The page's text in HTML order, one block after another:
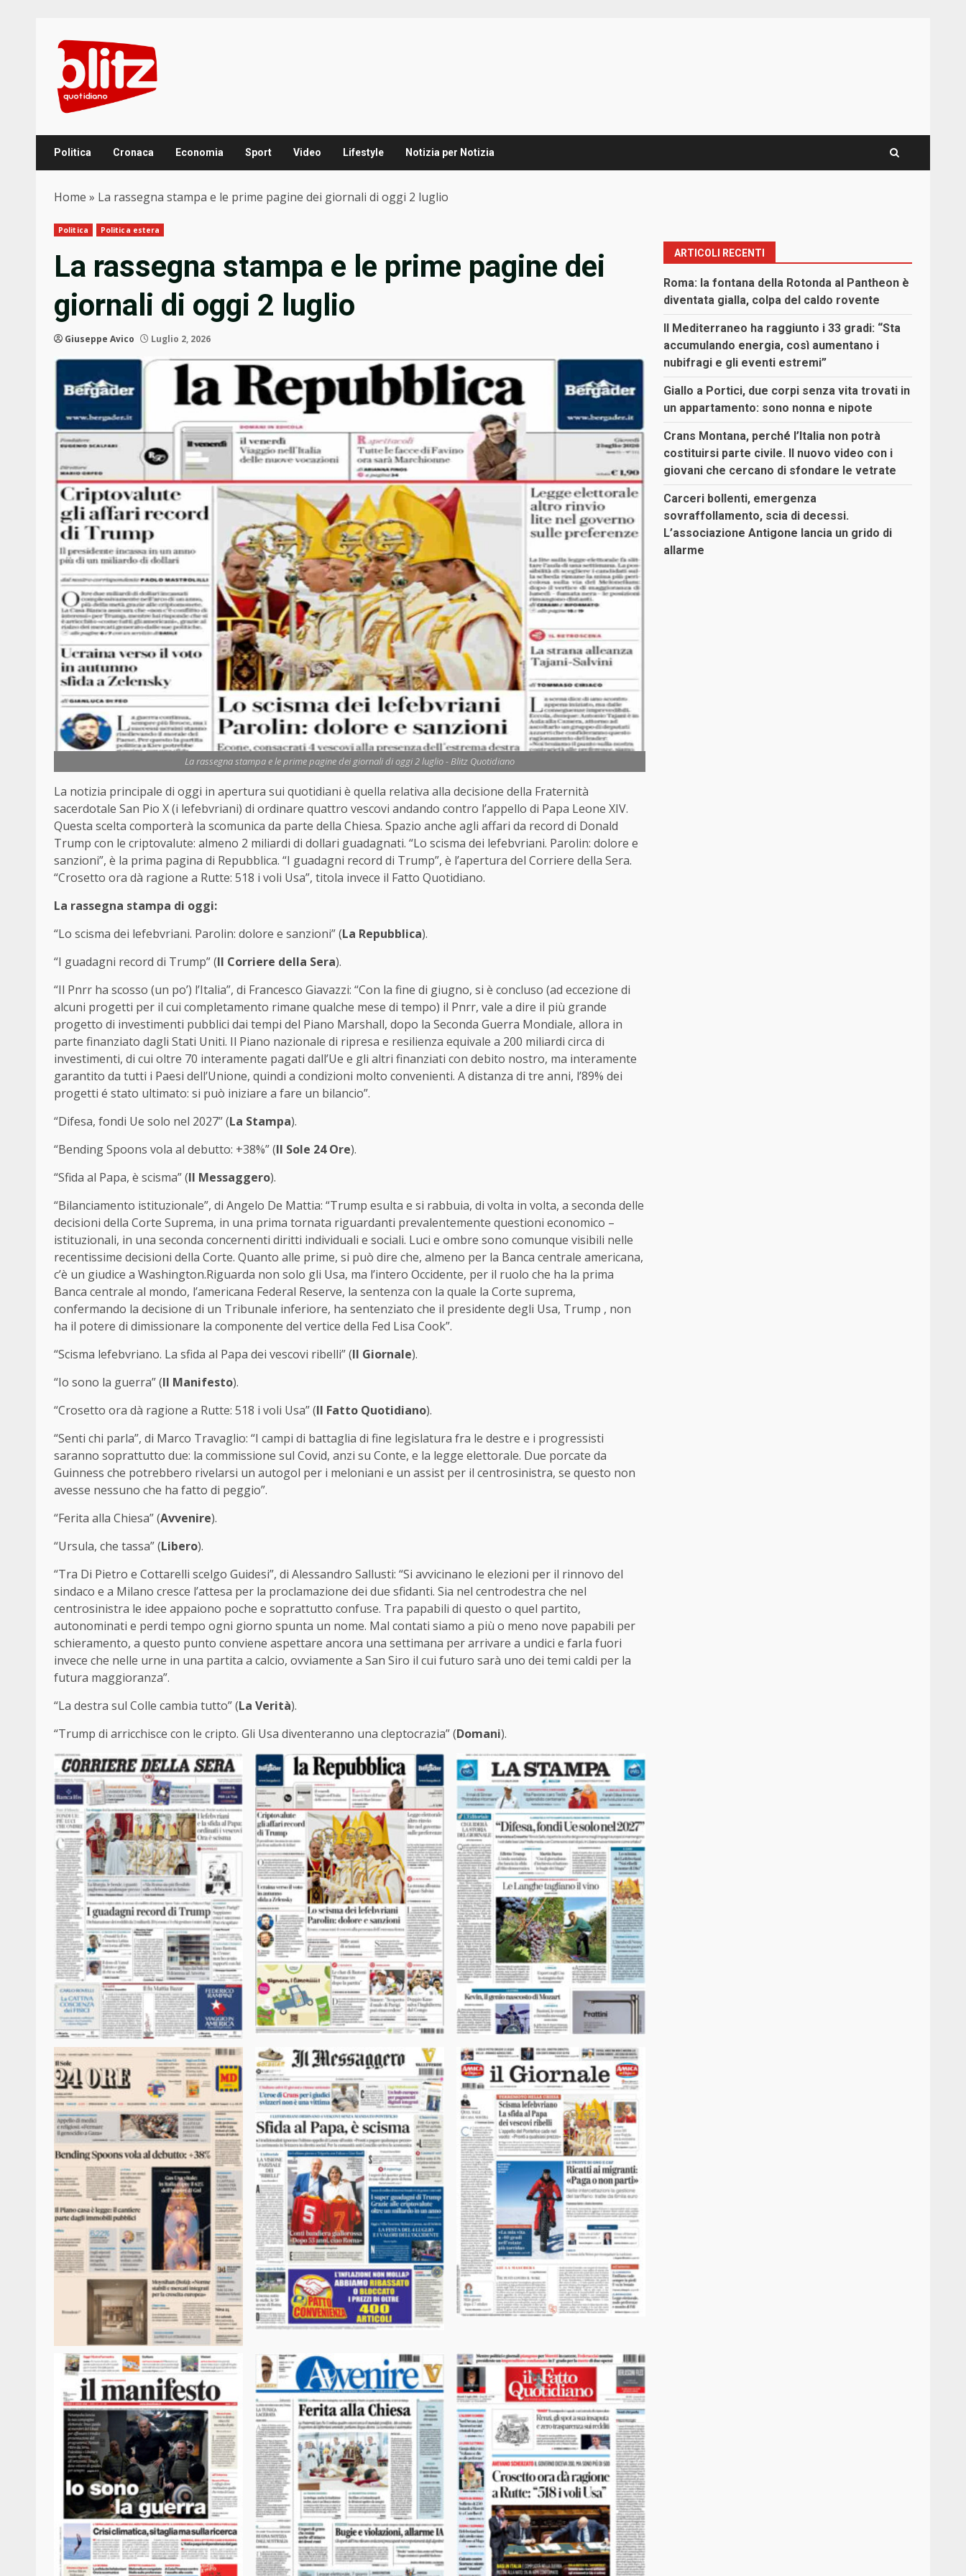
content
Politica Cronaca Economia Sport Video Lifestyle Notizia per Notizia
Home » La rassegna stampa e le prime pagine dei giornali di oggi 2 luglio
Politica Politica estera
La rassegna stampa e le prime pagine dei
giornali di oggi 2 luglio
Giuseppe Avico Luglio 2, 2026
La rassegna stampa e le prime pagine dei giornali di oggi 2 luglio - Blitz Quotidiano
La notizia principale di oggi in apertura sui quotidiani è quella relativa alla decisione della Fraternità
sacerdotale San Pio X (i lefebvriani) di ordinare quattro vescovi andando contro l’appello di Papa Leone XIV.
Questa scelta comporterà la scomunica da parte della Chiesa. Spazio anche agli affari da record di Donald
Trump con le criptovalute: almeno 2 miliardi di dollari guadagnati. “Lo scisma dei lefebvriani. Parolin: dolore e
sanzioni”, è la prima pagina di Repubblica. “I guadagni record di Trump”, è l’apertura del Corriere della Sera.
“Crosetto ora dà ragione a Rutte: 518 i voli Usa”, titola invece il Fatto Quotidiano.
La rassegna stampa di oggi:
“Lo scisma dei lefebvriani. Parolin: dolore e sanzioni” (La Repubblica).
“I guadagni record di Trump” (Il Corriere della Sera).
“Il Pnrr ha scosso (un po’) l’Italia”, di Francesco Giavazzi: “Con la fine di giugno, si è concluso (ad eccezione di
alcuni progetti per il cui completamento rimane qualche mese di tempo) il Pnrr, vale a dire il più grande
progetto di investimenti pubblici dai tempi del Piano Marshall, dopo la Seconda Guerra Mondiale, allora in
parte finanziato dagli Stati Uniti. Il Piano nazionale di ripresa e resilienza equivale a 200 miliardi circa di
investimenti, di cui oltre 70 interamente pagati dall’Ue e gli altri finanziati con debito nostro, ma interamente
garantito da tutti i Paesi dell’Unione, quindi a condizioni molto convenienti. A distanza di tre anni, l’89% dei
progetti é stato ultimato: si può iniziare a fare un bilancio”.
“Difesa, fondi Ue solo nel 2027” (La Stampa).
“Bending Spoons vola al debutto: +38%” (Il Sole 24 Ore).
“Sfida al Papa, è scisma” (Il Messaggero).
“Bilanciamento istituzionale”, di Angelo De Mattia: “Trump esulta e si rabbuia, di volta in volta, a seconda delle
decisioni della Corte Suprema, in una prima tornata riguardanti prevalentemente questioni economico –
istituzionali, in una seconda concernenti diritti individuali e sociali. Luci e ombre sono comunque visibili nelle
recentissime decisioni della Corte. Quanto alle prime, si può dire che, almeno per la Banca centrale americana,
c’è un giudice a Washington.Riguarda non solo gli Usa, ma l’intero Occidente, per il ruolo che ha la prima
Banca centrale al mondo, l’americana Federal Reserve, la sentenza con la quale la Corte suprema,
confermando la decisione di un Tribunale inferiore, ha sentenziato che il presidente degli Usa, Trump , non
ha il potere di dimissionare la componente del vertice della Fed Lisa Cook”.
“Scisma lefebvriano. La sfida al Papa dei vescovi ribelli” (Il Giornale).
“Io sono la guerra” (Il Manifesto).
“Crosetto ora dà ragione a Rutte: 518 i voli Usa” (Il Fatto Quotidiano).
“Senti chi parla”, di Marco Travaglio: “I campi di battaglia di fine legislatura fra le destre e i progressisti
saranno soprattutto due: la commissione sul Covid, anzi su Conte, e la legge elettorale. Due porcate da
Guinness che potrebbero rivelarsi un autogol per i meloniani e un assist per il centrosinistra, se questo non
avesse nessuno che ha fatto di peggio”.
“Ferita alla Chiesa” (Avvenire).
“Ursula, che tassa” (Libero).
“Tra Di Pietro e Cottarelli scelgo Guidesi”, di Alessandro Sallusti: “Si avvicinano le elezioni per il rinnovo del
sindaco e a Milano cresce l’attesa per la proclamazione dei due sfidanti. Sia nel centrodestra che nel
centrosinistra le idee appaiono poche e soprattutto confuse. Tra papabili di questo o quel partito,
autonominati e perdi tempo ogni giorno spunta un nome. Mal contati siamo a più o meno nove papabili per
schieramento, a questo punto conviene aspettare ancora una settimana per arrivare a undici e farla fuori
invece che nelle urne in una partita a calcio, ovviamente a San Siro il cui futuro sarà uno dei temi caldi per la
futura maggioranza”.
“La destra sul Colle cambia tutto” (La Verità).
“Trump di arricchisce con le cripto. Gli Usa diventeranno una cleptocrazia” (Domani).
ARTICOLI RECENTI
Roma: la fontana della Rotonda al Pantheon è
diventata gialla, colpa del caldo rovente
Il Mediterraneo ha raggiunto i 33 gradi: “Sta
accumulando energia, così aumentano i
nubifragi e gli eventi estremi”
Giallo a Portici, due corpi senza vita trovati in
un appartamento: sono nonna e nipote
Crans Montana, perché l’Italia non potrà
costituirsi parte civile. Il nuovo video con i
giovani che cercano di sfondare le vetrate
Carceri bollenti, emergenza
sovraffollamento, scia di decessi.
L’associazione Antigone lancia un grido di
allarme